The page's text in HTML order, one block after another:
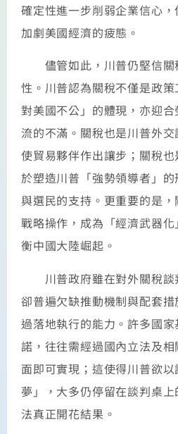
確定性進一步削弱企業信心，
加劇美國經濟的疲態。
儘管如此，川普仍堅信關
性。川普認為關稅不僅是政
對美國不公」的體現，亦迎
流的不滿。關稅也是川普外
使貿易夥伴作出讓步；關稅
於塑造川普「強勢領導者」
與選民的支持。更重要的是
戰略操作，成為「經濟武器
衡中國大陸崛起。
川普政府雖在對外關稅談
卻普遍欠缺推動機制與配套
過落地執行的能力。許多國
諾，往往需經過國內立法及
面即可實現；這使得川普欲
夢」，大多仍停留在談判桌
法真正開花結果。